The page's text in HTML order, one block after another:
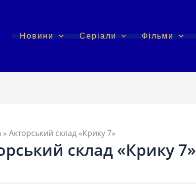
Новини Серіали Фільми
» Акторський склад «Крику 7»
склад «Крику 7»